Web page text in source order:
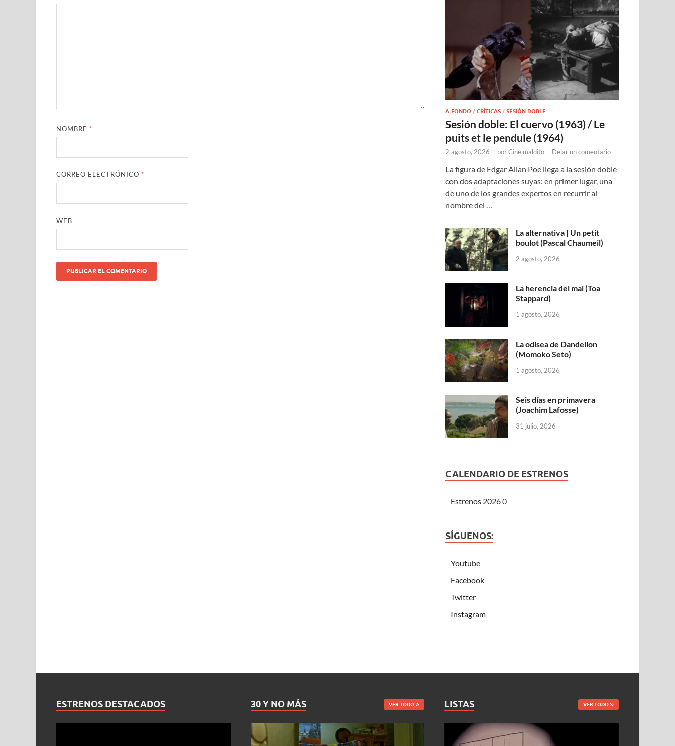
NOMBRE *
CORREO ELECTRÓNICO *
WEB
A FONDO /CRÍTICAS /SESIÓN DOBLE
Sesión doble: El cuervo (1963) / Le
puits et le pendule (1964)
2 agosto, 2026 - porCine maldito - Dejar un comentario
La figura de Edgar Allan Poe llega a la sesión doble
con dos adaptaciones suyas: en primer lugar, una
de uno de los grandes expertos en recurrir al
nombre del …
La alternativa | Un petit
boulot (Pascal Chaumeil)
2 agosto, 2026
La herencia del mal (Toa
Stappard)
1 agosto, 2026
La odisea de Dandelion
(Momoko Seto)
1 agosto, 2026
Seis días en primavera
(Joachim Lafosse)
31 julio, 2026
CALENDARIO DE ESTRENOS
Estrenos 20260
SÍGUENOS:
Youtube
Facebook
Twitter
Instagram
ESTRENOS DESTACADOS 30 Y NO MÁS VER TODO LISTAS VER TODO